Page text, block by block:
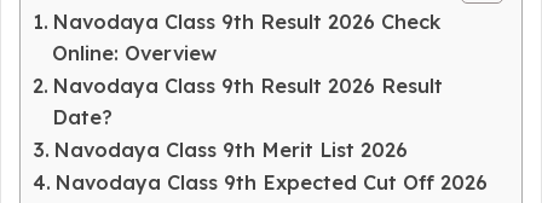
Navodaya Class 9th Result 2026 Check
Online: Overview
Navodaya Class 9th Result 2026 Result
Date?
Navodaya Class 9th Merit List 2026
Navodaya Class 9th Expected Cut Off 2026